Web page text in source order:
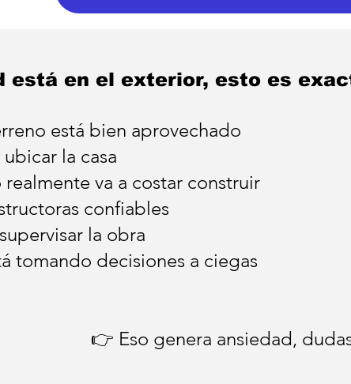
está en el exterior, esto es
está bien aprovechado
la casa
va a costar construir
confiables
la obra
tomando decisiones a ciegas
👉 Eso genera ansiedad,